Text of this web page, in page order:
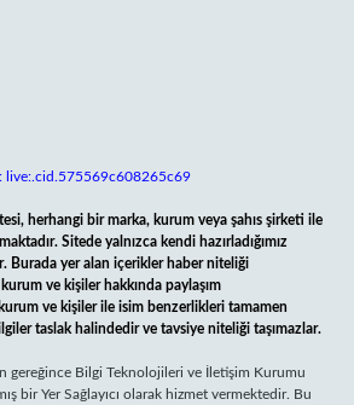
live:.cid.575569c608265c69
herhangi bir marka, kurum veya şahıs şirketi ile
Sitede yalnızca kendi hazırladığımız
Burada yer alan içerikler haber niteliği
ve kişiler hakkında paylaşım
ve kişiler ile isim benzerlikleri tamamen
taslak halindedir ve tavsiye niteliği taşımazlar.
gereğince Bilgi Teknolojileri ve İletişim Kurumu
bir Yer Sağlayıcı olarak hizmet vermektedir. Bu